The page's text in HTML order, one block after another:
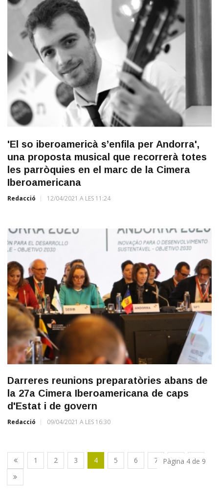
'El so iberoamericà s’enfila per Andorra',
una proposta musical que recorrerà totes
les parròquies en el marc de la Cimera
Iberoamericana
Redacció 12/04/2021 A LES 11:24
Darreres reunions preparatòries abans de
la 27a Cimera Iberoamericana de caps
d'Estat i de govern
Redacció 09/04/2021 A LES 16:30
1 2 3 4 5 6 7 8 9
Pàgina 4 de 9